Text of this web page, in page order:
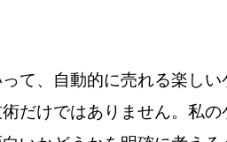
て、自動的に売れる楽しい
だけではありません。私